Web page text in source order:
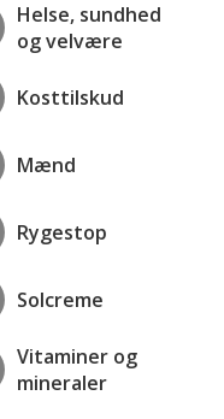
Helse, sundhed
og velvære
Kosttilskud
Mænd
Rygestop
Solcreme
Vitaminer og
mineraler